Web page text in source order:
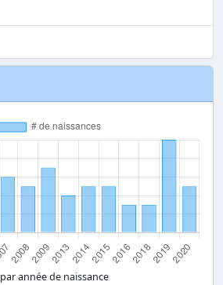
par année de naissance